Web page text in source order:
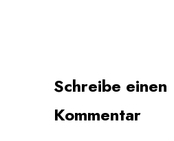
Schreibe einen
Kommentar